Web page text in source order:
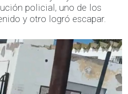
policial, uno de los
y otro logró escapar.